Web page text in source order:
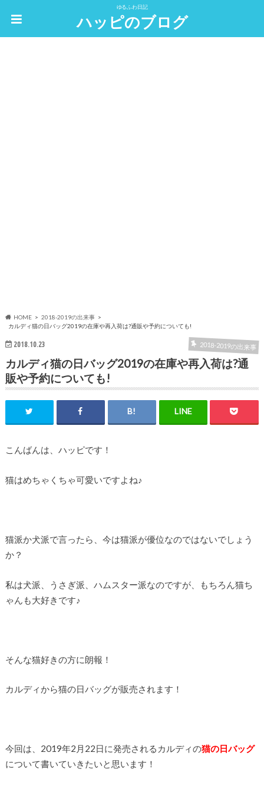
ゆるふわ日記
ハッピのブログ
HOME
2018-2019の出来事
カルディ猫の日バッグ2019の在庫や再入荷は?通販や予約についても!
2018.10.23 2018-2019の出来事
カルディ猫の日バッグ2019の在庫や再入荷は?通
販や予約についても!
こんばんは、ハッピです！
猫はめちゃくちゃ可愛いですよね♪
猫派か犬派で言ったら、今は猫派が優位なのではないでしょう
か？
私は犬派、うさぎ派、ハムスター派なのですが、もちろん猫ち
ゃんも大好きです♪
そんな猫好きの方に朗報！
カルディから猫の日バッグが販売されます！
今回は、2019年2月22日に発売されるカルディの猫の日バッグ
について書いていきたいと思います！